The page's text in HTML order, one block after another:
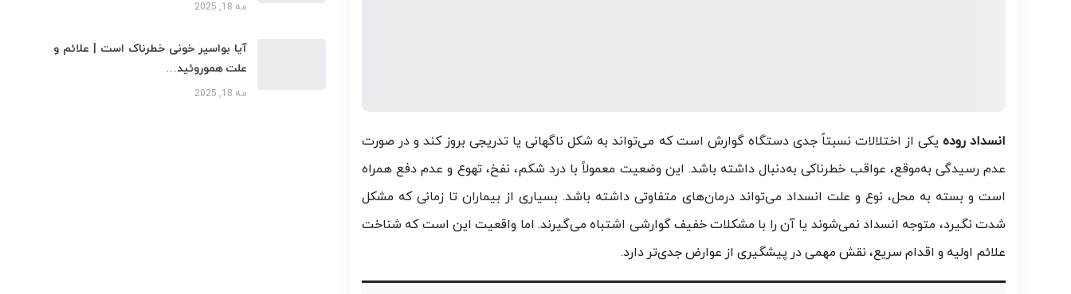
انسداد روده یکی از اختلالات نسبتاً جدی دستگاه گوارش است که می‌تواند به شکل ناگهانی یا تدریجی بروز کند و در صورت
عدم رسیدگی به‌موقع، عواقب خطرناکی به‌دنبال داشته باشد. این وضعیت معمولاً با درد شکم، نفخ، تهوع و عدم دفع همراه
است و بسته به محل، نوع و علت انسداد می‌تواند درمان‌های متفاوتی داشته باشد. بسیاری از بیماران تا زمانی که مشکل
شدت نگیرد، متوجه انسداد نمی‌شوند یا آن را با مشکلات خفیف گوارشی اشتباه می‌گیرند. اما واقعیت این است که شناخت
علائم اولیه و اقدام سریع، نقش مهمی در پیشگیری از عوارض جدی‌تر دارد.
مه 18, 2025
آیا بواسیر خونی خطرناک است | علائم و
علت هموروئید…
مه 18, 2025